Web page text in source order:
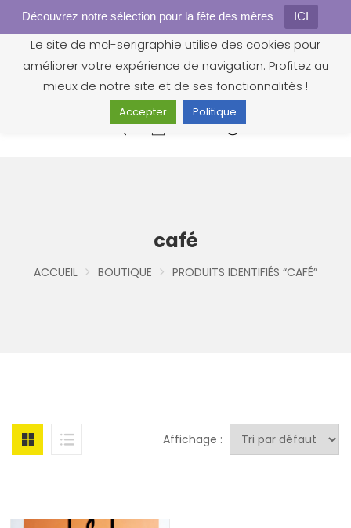
Découvrez notre sélection pour la fête des mères ICI
0
café
ACCUEIL BOUTIQUE PRODUITS IDENTIFIÉS “CAFÉ”
Affichage :
Gestion des cookies
Le site de mcl-serigraphie utilise des cookies pour
améliorer votre expérience de navigation. Profitez au
mieux de notre site et de ses fonctionnalités !
Accepter Politique